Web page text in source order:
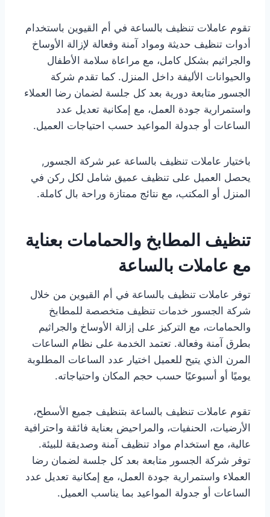
تقوم عاملات تنظيف بالساعة في أم القيوين باستخدام
أدوات تنظيف حديثة ومواد آمنة وفعالة لإزالة الأوساخ
والجراثيم بشكل كامل، مع مراعاة سلامة الأطفال
والحيوانات الأليفة داخل المنزل. كما تقدم شركة
الجسور متابعة دورية بعد كل جلسة لضمان رضا العملاء
واستمرارية جودة العمل، مع إمكانية تعديل عدد
الساعات أو جدولة المواعيد حسب احتياجات العميل.
باختيار عاملات تنظيف بالساعة عبر شركة الجسور,
يحصل العميل على تنظيف عميق شامل لكل ركن في
المنزل أو المكتب، مع نتائج ممتازة وراحة بال كاملة.
تنظيف المطابخ والحمامات بعناية
مع عاملات بالساعة
توفر عاملات تنظيف بالساعة في أم القيوين من خلال
شركة الجسور خدمات تنظيف متخصصة للمطابخ
والحمامات، مع التركيز على إزالة الأوساخ والجراثيم
بطرق آمنة وفعالة. تعتمد الخدمة على نظام الساعات
المرن الذي يتيح للعميل اختيار عدد الساعات المطلوبة
يوميًا أو أسبوعيًا حسب حجم المكان واحتياجاته.
تقوم عاملات تنظيف بالساعة بتنظيف جميع الأسطح،
الأرضيات، الحنفيات، والمراحيض بعناية فائقة واحترافية
عالية، مع استخدام مواد تنظيف آمنة وصديقة للبيئة.
توفر شركة الجسور متابعة بعد كل جلسة لضمان رضا
العملاء واستمرارية جودة العمل، مع إمكانية تعديل عدد
الساعات أو جدولة المواعيد بما يناسب العميل.